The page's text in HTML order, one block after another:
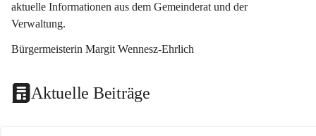
aktuelle Informationen aus dem Gemeinderat und der
Verwaltung.
Bürgermeisterin Margit Wennesz-Ehrlich
Aktuelle Beiträge